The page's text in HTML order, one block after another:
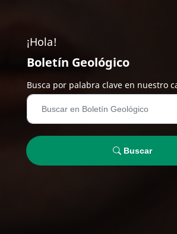
¡Hola!
Boletín Geológico
Busca por palabra clave en nuestro
Buscar